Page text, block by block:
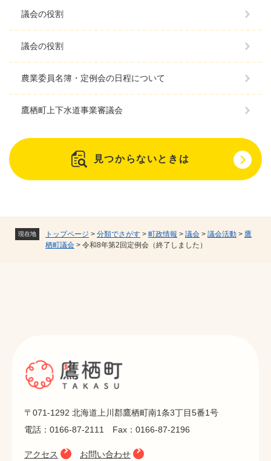
現在地 トップページ > 分類でさがす > 町政情報 > 議会 > 議会活動 > 鷹
栖町議会 > 令和8年第2回定例会（終了しました）
議会の役割
議会の役割
農業委員名簿・定例会の日程について
鷹栖町上下水道事業審議会
見つからないときは
〒071-1292 北海道上川郡鷹栖町南1条3丁目5番1号
電話：0166-87-2111 Fax：0166-87-2196
アクセス お問い合わせ